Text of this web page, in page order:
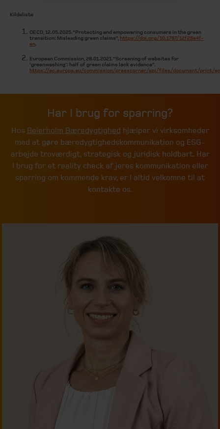
Kildeliste
OECD, 12.05.2025. “Protecting and empowering consumers in the green
transition: Misleading green claims”, https://doi.org/10.1787/12f28e4f-
en.
European Commission, 28.01.2021. “Screening of websites for
‘greenwashing': half of green claims lack evidence”.
https://ec.europa.eu/commission/presscorner/api/files/document/print/
Har I brug for sparring?
Hos Beierholm Bæredygtighed hjælper vi virksomheder
med at gøre bæredygtighedskommunikation og ESG-
arbejde troværdigt, strategisk og juridisk holdbart. Har
I brug for et reality check af jeres kommunikation eller
sparring om kommende krav, er I altid velkomne til at
kontakte os.